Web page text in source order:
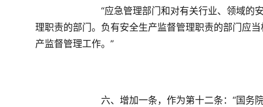
“应急管理部门和对有关行业、领域的
理职责的部门。负有安全生产监督管理职责的部门应
产监督管理工作。”
六、增加一条，作为第十二条：“国务